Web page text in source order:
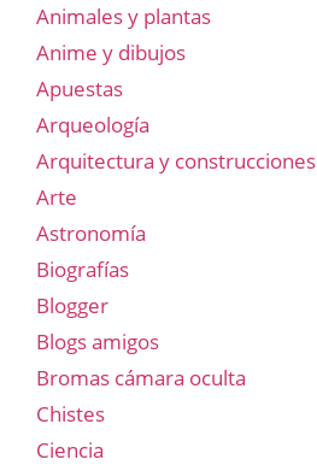
Animales y plantas
Anime y dibujos
Apuestas
Arqueología
Arquitectura y construcciones
Arte
Astronomía
Biografías
Blogger
Blogs amigos
Bromas cámara oculta
Chistes
Ciencia